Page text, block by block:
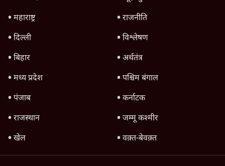
महाराष्ट्र
राजनीति
दिल्ली
विश्लेषण
बिहार
अर्थतंत्र
मध्य प्रदेश
पश्चिम बंगाल
पंजाब
कर्नाटक
राजस्थान
जम्मू कश्मीर
खेल
वक़्त-बेवक़्त